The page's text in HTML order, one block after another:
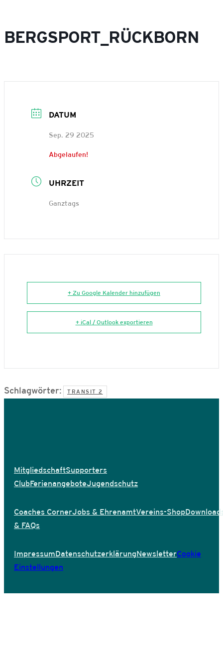
BERGSPORT_RÜCKBORN
DATUM
Sep. 29 2025
Abgelaufen!
UHRZEIT
Ganztags
+ Zu Google Kalender hinzufügen
+ iCal / Outlook exportieren
Schlagwörter: TRANSIT 2
MitgliedschaftSupporters
ClubFerienangeboteJugendschutz
Coaches CornerJobs & EhrenamtVereins-Shop
& FAQs
ImpressumDatenschutzerklärungNewsletterCookie
Einstellungen